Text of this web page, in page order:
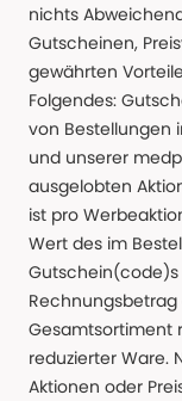
nichts
Gutscheinen,
gewährten
Folgendes:
von Bestellungen
und unserer
ausgelobten
ist pro
Wert des im
Rechnungsbetrag
Gesamtsortiment
reduzierter Ware.
Aktionen oder